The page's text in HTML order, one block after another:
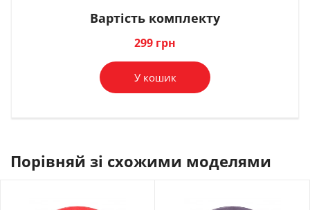
Вартість комплекту
299 грн
У кошик
Порівняй зі схожими моделями